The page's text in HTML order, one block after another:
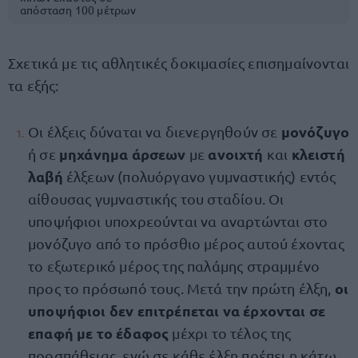
απόσταση 100 μέτρων
Σχετικά με τις αθλητικές δοκιμασίες επισημαίνονται
τα εξής:
Οι έλξεις δύναται να διενεργηθούν σε μονόζυγο
ή σε μηχάνημα άρσεων με ανοιχτή και κλειστή
λαβή έλξεων (πολυόργανο γυμναστικής) εντός
αίθουσας γυμναστικής του σταδίου. Οι
υποψήφιοι υποχρεούνται να αναρτώνται στο
μονόζυγο από το πρόσθιο μέρος αυτού έχοντας
το εξωτερικό μέρος της παλάμης στραμμένο
προς το πρόσωπό τους. Μετά την πρώτη έλξη, οι
υποψήφιοι δεν επιτρέπεται να έρχονται σε
επαφή με το έδαφος μέχρι το τέλος της